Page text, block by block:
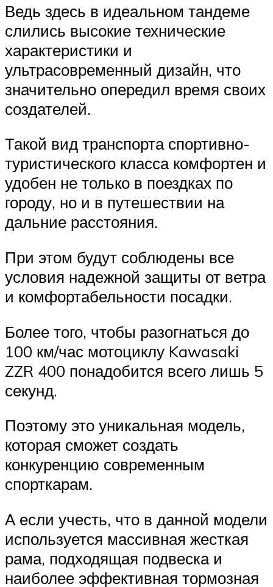
Ведь здесь в идеальном тандеме
слились высокие технические
характеристики и
ультрасовременный дизайн, что
значительно опередил время своих
создателей.
Такой вид транспорта спортивно-
туристического класса комфортен и
удобен не только в поездках по
городу, но и в путешествии на
дальние расстояния.
При этом будут соблюдены все
условия надежной защиты от ветра
и комфортабельности посадки.
Более того, чтобы разогнаться до
100 км/час мотоциклу Kawasaki
ZZR 400 понадобится всего лишь 5
секунд.
Поэтому это уникальная модель,
которая сможет создать
конкуренцию современным
спорткарам.
А если учесть, что в данной модели
используется массивная жесткая
рама, подходящая подвеска и
наиболее эффективная тормозная